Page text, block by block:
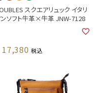
スクエアリュック イタリ
ソフト牛革×牛革 JNW-7128
17,380 税込